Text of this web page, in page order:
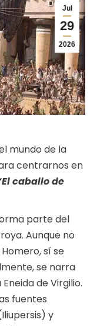
Jul
29
2026
mundo de la
centrarnos en
caballo de
parte del
Aunque no
sí se
se narra
de Virgilio.
fuentes
y